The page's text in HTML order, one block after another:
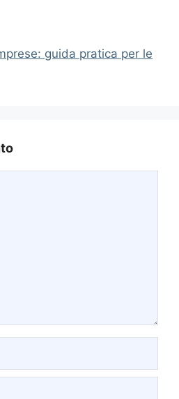
guida pratica per le